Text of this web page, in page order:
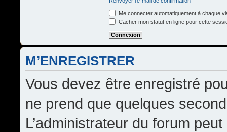
Me connecter automatiquement à chaque
Cacher mon statut en ligne pour cette
M’ENREGISTRER
Vous devez être enregistré
ne prend que quelques
L’administrateur du forum